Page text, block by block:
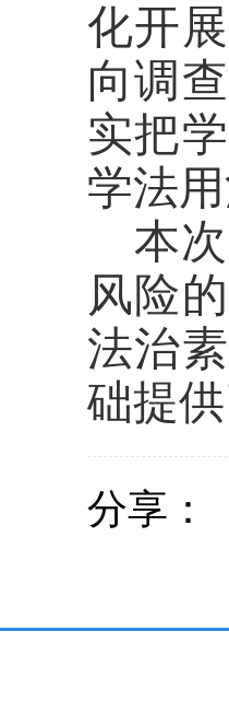
化开
向调
实把
学法
本
风险
法治
础提
分享：